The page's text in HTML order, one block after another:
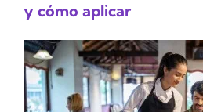
y cómo aplicar